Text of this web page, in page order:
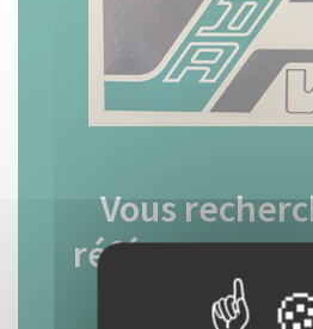
Vous
référence en